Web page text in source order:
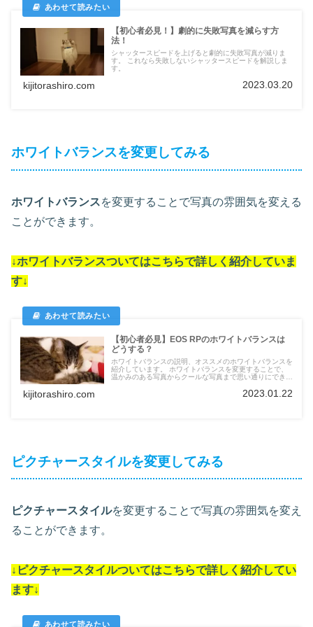
【初心者必見！】劇的に失敗写真を減らす方
法！
シャッタースピードを上げると劇的に失敗写真が減りま
す。 これなら失敗しないシャッタースピードを解説しま
す。
kijitorashiro.com 2023.03.20
ホワイトバランスを変更してみる
ホワイトバランスを変更することで写真の雰囲気を変える
ことができます。
↓ホワイトバランスついてはこちらで詳しく紹介していま
す↓
【初心者必見】EOS RPのホワイトバランスは
どうする？
ホワイトバランスの説明、オススメのホワイトバランスを
紹介しています。 ホワイトバランスを変更することで、
温かみのある写真からクールな写真まで思い通りにできま
kijitorashiro.com 2023.01.22
ピクチャースタイルを変更してみる
ピクチャースタイルを変更することで写真の雰囲気を変え
ることができます。
↓ ピクチャースタイルついてはこちらで詳しく紹介してい
ます↓